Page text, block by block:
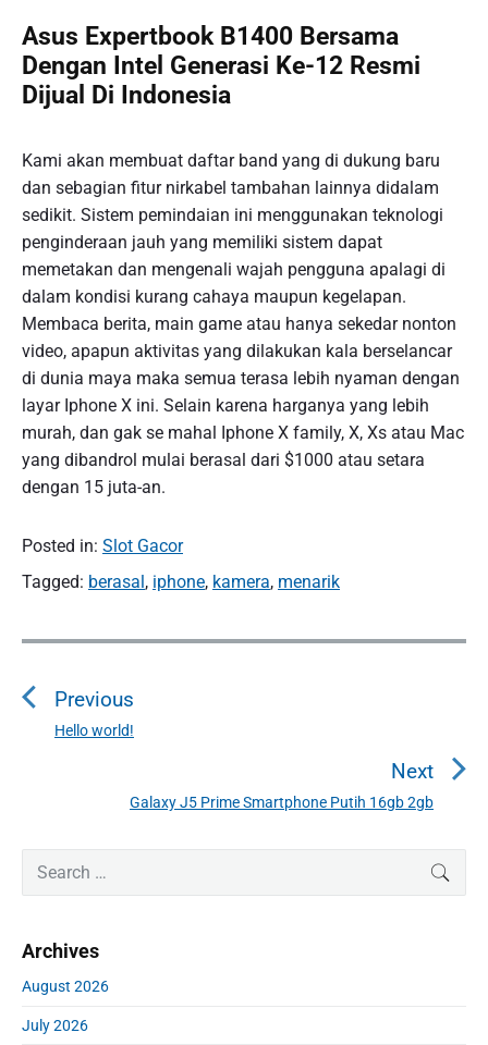
Asus Expertbook B1400 Bersama
Dengan Intel Generasi Ke-12 Resmi
Dijual Di Indonesia
Kami akan membuat daftar band yang di dukung baru
dan sebagian fitur nirkabel tambahan lainnya didalam
sedikit. Sistem pemindaian ini menggunakan teknologi
penginderaan jauh yang memiliki sistem dapat
memetakan dan mengenali wajah pengguna apalagi di
dalam kondisi kurang cahaya maupun kegelapan.
Membaca berita, main game atau hanya sekedar nonton
video, apapun aktivitas yang dilakukan kala berselancar
di dunia maya maka semua terasa lebih nyaman dengan
layar Iphone X ini. Selain karena harganya yang lebih
murah, dan gak se mahal Iphone X family, X, Xs atau Mac
yang dibandrol mulai berasal dari $1000 atau setara
dengan 15 juta-an.
Posted in: Slot Gacor
Tagged: berasal, iphone, kamera, menarik
P
s
i
t
i
o
n
Previous
P
o
u
p
o
t
Hello world!
Next
N
x
Galaxy J5 Prime Smartphone Putih 16gb 2gb
a
y
S
c
h
o
Archives
August 2026
July 2026